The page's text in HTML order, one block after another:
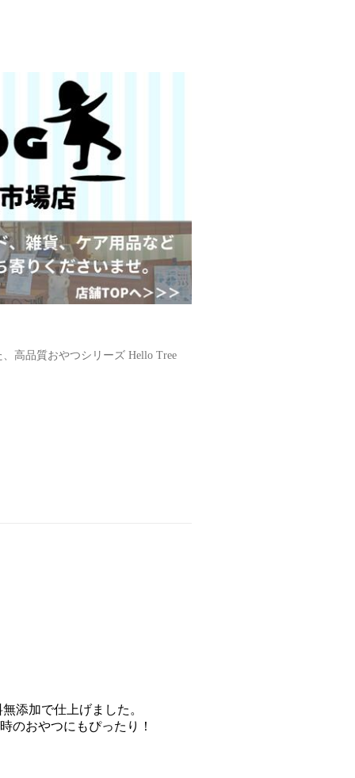
高品質おやつシリーズ Hello Tree
添加で仕上げました。
のおやつにもぴったり！